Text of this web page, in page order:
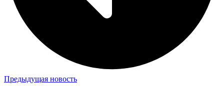
Предыдущая новость